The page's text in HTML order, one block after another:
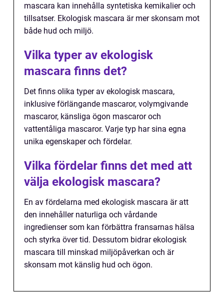
mascara kan innehålla syntetiska kemikalier och
tillsatser. Ekologisk mascara är mer skonsam mot
både hud och miljö.
Vilka typer av ekologisk
mascara finns det?
Det finns olika typer av ekologisk mascara,
inklusive förlängande mascaror, volymgivande
mascaror, känsliga ögon mascaror och
vattentåliga mascaror. Varje typ har sina egna
unika egenskaper och fördelar.
Vilka fördelar finns det med att
välja ekologisk mascara?
En av fördelarna med ekologisk mascara är att
den innehåller naturliga och vårdande
ingredienser som kan förbättra fransarnas hälsa
och styrka över tid. Dessutom bidrar ekologisk
mascara till minskad miljöpåverkan och är
skonsam mot känslig hud och ögon.